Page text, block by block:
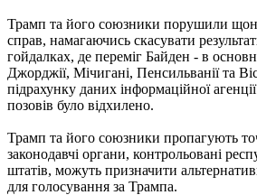
Трамп та його союзники порушили
справ, намагаючись скасувати
гойдалках, де переміг Байден - в
Джорджії, Мічигані, Пенсильванії та
підрахунку даних інформаційної
позовів було відхилено.
Трамп та його союзники пропагують
законодавчі органи, контрольовані
штатів, можуть призначити
для голосування за Трампа.